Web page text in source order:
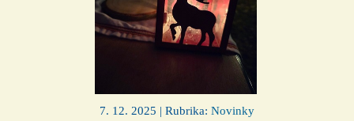
7. 12. 2025 | Rubrika: Novinky